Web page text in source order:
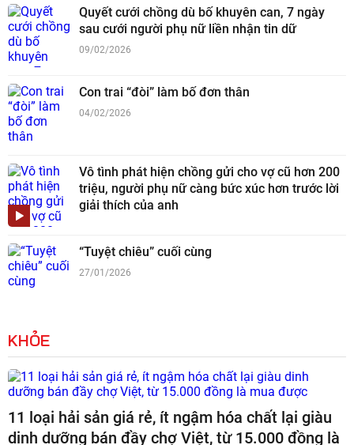
Quyết cưới chồng dù bố khuyên can, 7 ngày
sau cưới người phụ nữ liền nhận tin dữ
09/02/2026
Con trai “đòi” làm bố đơn thân
04/02/2026
Vô tình phát hiện chồng gửi cho vợ cũ hơn 200
triệu, người phụ nữ càng bức xúc hơn trước lời
giải thích của anh
“Tuyệt chiêu” cuối cùng
27/01/2026
KHỎE
11 loại hải sản giá rẻ, ít ngậm hóa chất lại giàu
dinh dưỡng bán đầy chợ Việt, từ 15.000 đồng là